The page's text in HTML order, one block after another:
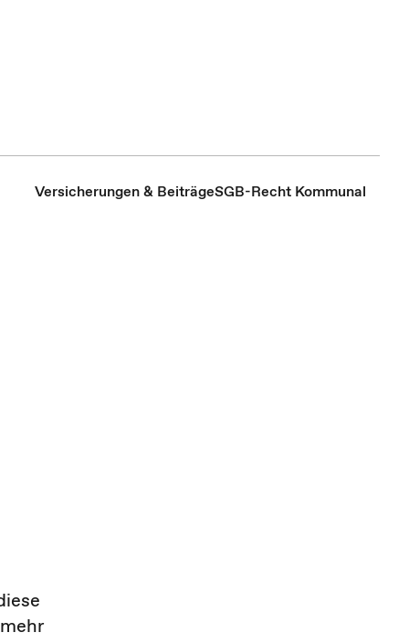
Versicherungen & BeiträgeSGB-Recht Kommunal